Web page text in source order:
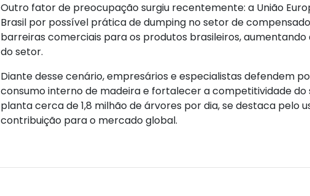
Outro fator de preocupação surgiu recentemente: a União
Brasil por possível prática de dumping no setor de
barreiras comerciais para os produtos brasileiros,
do setor.
Diante desse cenário, empresários e especialistas defendem
consumo interno de madeira e fortalecer a competitividade do
planta cerca de 1,8 milhão de árvores por dia, se destaca pelo
contribuição para o mercado global.